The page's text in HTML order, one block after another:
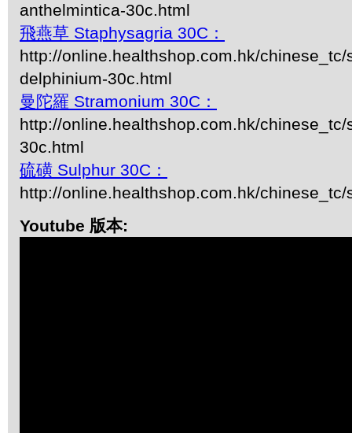
anthelmintica-30c.html
飛燕草 Staphysagria 30C：
http://online.healthshop.com.hk/chinese_tc/
delphinium-30c.html
曼陀羅 Stramonium 30C：
http://online.healthshop.com.hk/chinese_tc/
30c.html
硫磺 Sulphur 30C：
http://online.healthshop.com.hk/
Youtube 版本: